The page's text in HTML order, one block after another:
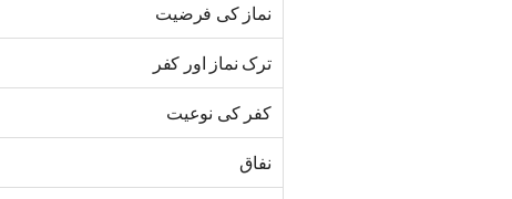
نماز کی فرضیت
ترک نماز اور کفر
کفر کی نوعیت
نفاق